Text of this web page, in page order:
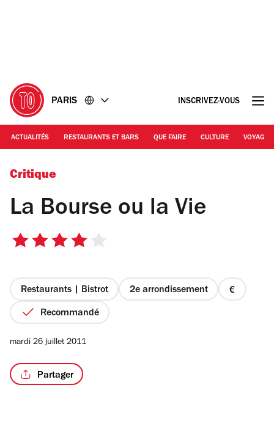
PARIS INSCRIVEZ-VOUS
ACTUALITÉS RESTAURANTS ET BARS QUE FAIRE CULTURE VOYAGE
© Semchs Zaidi
Critique
La Bourse ou la Vie
4
étoiles
Restaurants | Bistrot 2e arrondissement
prix
Recommandé
mardi 26 juillet 2011
Partager